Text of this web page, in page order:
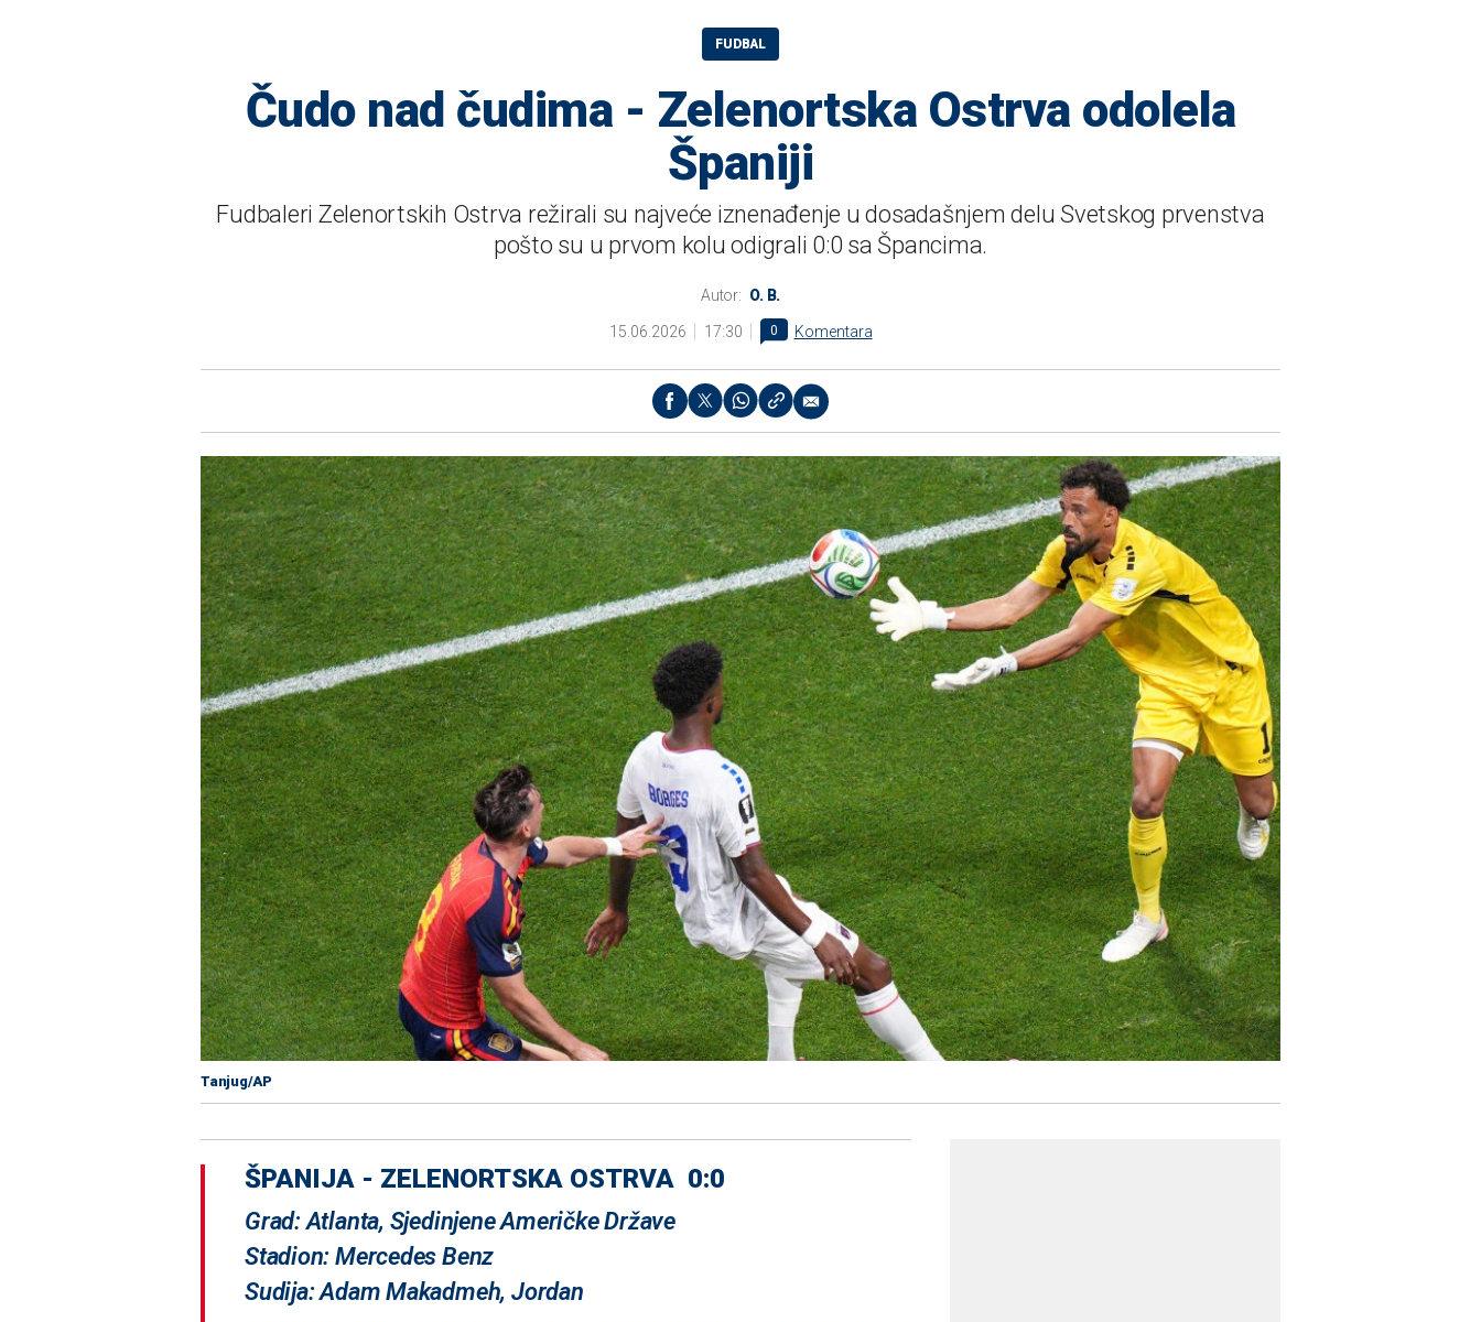
FUDBAL
Čudo nad čudima - Zelenortska Ostrva odolela
Španiji
Fudbaleri Zelenortskih Ostrva režirali su najveće iznenađenje u dosadašnjem delu Svetskog prvenstva
pošto su u prvom kolu odigrali 0:0 sa Špancima.
Autor: O. B.
15.06.2026 17:30 0 Komentara
Tanjug/AP
ŠPANIJA - ZELENORTSKA OSTRVA 0:0
Grad: Atlanta, Sjedinjene Američke Države
Stadion: Mercedes Benz
Sudija: Adam Makadmeh, Jordan